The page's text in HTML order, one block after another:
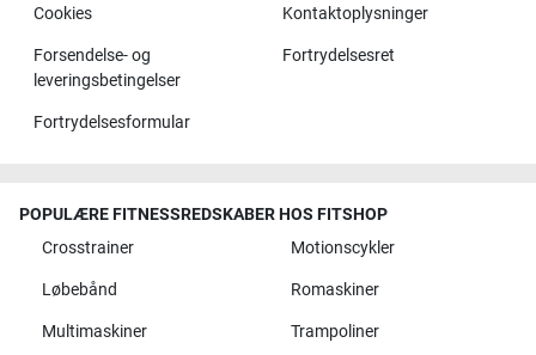
Cookies Kontaktoplysninger
Forsendelse- og
leveringsbetingelser
Fortrydelsesret
Fortrydelsesformular
POPULÆRE FITNESSREDSKABER HOS FITSHOP
Crosstrainer
Motionscykler
Løbebånd Romaskiner
Multimaskiner Trampoliner